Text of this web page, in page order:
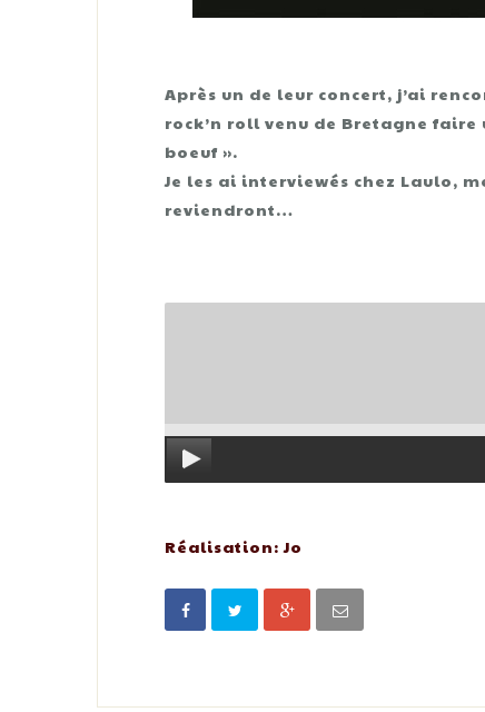
Après un de leur concert, j’ai
rock’n roll venu de Bretagne
boeuf ».
Je les ai interviewés chez Laulo,
reviendront…
Réalisation: Jo